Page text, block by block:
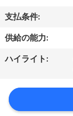
報
案
内
支払条件:
供給の能力:
ハイライト: